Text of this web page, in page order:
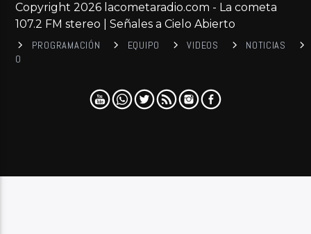
Copyright 2026 lacometaradio.com - La cometa
107.2 FM stereo | Señales a Cielo Abierto
PROGRAMACIÓN EQUIPO VIDEOS
NOTICIAS
0